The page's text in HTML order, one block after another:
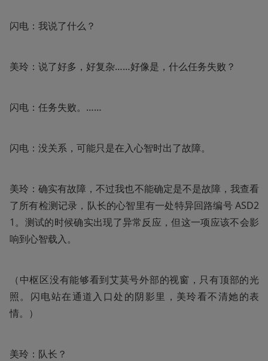
闪电：我说了什么？
美玲：说了好多，好复杂……好像是，什么任务失败？
闪电：任务失败。……
闪电：没关系，可能只是在入心智时出了故障。
美玲：确实有故障，不过我也不能确定是不是故障，我查看
了所有检测记录，队长的心智里有一处特异回路编号 ASD2
1。测试的时候确实出现了异常反应，但这一项应该不会影
响到心智载入。
（中枢区没有能够看到艾莫号外部的视窗，只有顶部的光
照。闪电站在通道入口处的阴影里，美玲看不清她的表
情。）
美玲：队长？